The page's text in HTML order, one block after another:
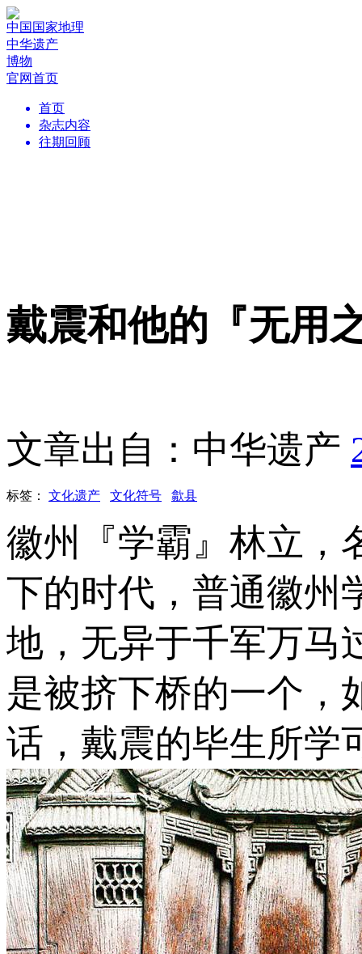
中国国家地理
中华遗产
博物
官网首页
首页
杂志内容
往期回顾
戴震和他的『无用
文章出自：中华遗产
标签： 文化遗产 文化符号 歙县
徽州『学霸』林立，
下的时代，普通徽州
地，无异于千军万马
是被挤下桥的一个，
话，戴震的毕生所